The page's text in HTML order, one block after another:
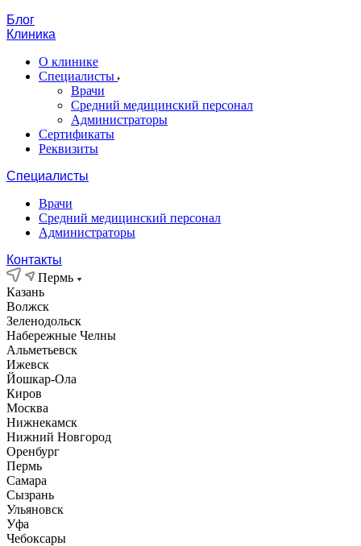
Блог
Клиника
О клинике
Специалисты
Врачи
Средний медицинский персонал
Администраторы
Сертификаты
Реквизиты
Специалисты
Врачи
Средний медицинский персонал
Администраторы
Контакты
Пермь
Казань
Волжск
Зеленодольск
Набережные Челны
Альметьевск
Ижевск
Йошкар-Ола
Киров
Москва
Нижнекамск
Нижний Новгород
Оренбург
Пермь
Самара
Сызрань
Ульяновск
Уфа
Чебоксары